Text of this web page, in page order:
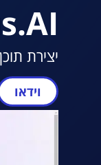
יצירת
וידאו